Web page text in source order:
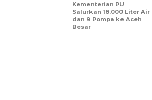
Kementerian PU
Salurkan 18.000 Liter Air
dan 9 Pompa ke Aceh
Besar